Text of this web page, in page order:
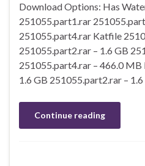
Download Options: Has
251055.part1.rar
251055.part4.rar Katfile
251055.part2.rar – 1.6 GB
251055.part4.rar – 466.0
1.6 GB 251055.part2.rar –
Continue reading